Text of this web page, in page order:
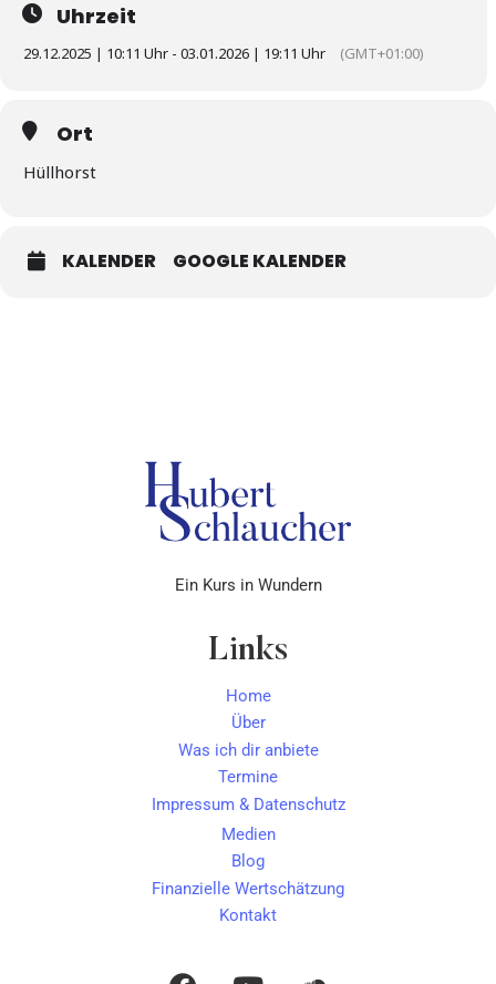
Uhrzeit
29.12.2025 | 10:11 Uhr - 03.01.2026 | 19:11 Uhr (GMT+01:00)
Ort
Hüllhorst
KALENDER GOOGLE KALENDER
Ein Kurs in Wundern
Links
Home
Über
Was ich dir anbiete
Termine
Impressum & Datenschutz
Medien
Blog
Finanzielle Wertschätzung
Kontakt